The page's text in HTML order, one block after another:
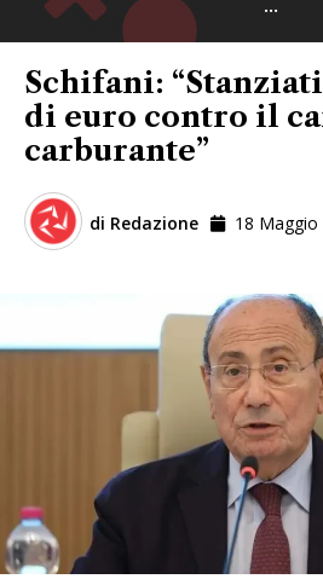
...
Schifani:
di euro contro il
carburante”
di Redazione 18 Maggio